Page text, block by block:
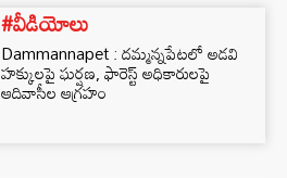
#వీడియోలు
Dammannapet : దమ్మన్నపేటలో అడవి
హక్కులపై ఘర్షణ, ఫారెస్ట్ అధికారులపై
ఆదివాసీల ఆగ్రహం